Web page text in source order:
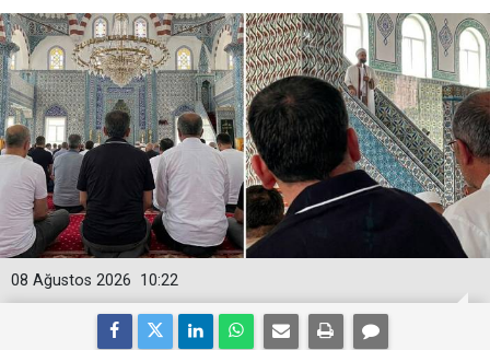
10:22
08 Ağustos 2026